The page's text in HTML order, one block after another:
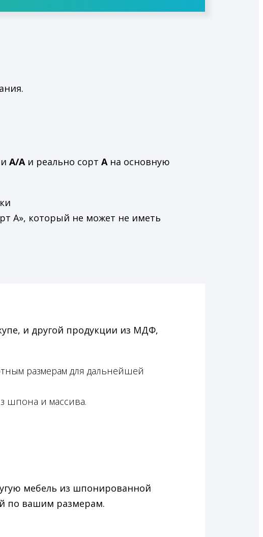
А/А и реально сорт А на основную
А», который не может не иметь
и другой продукции из МДФ,
размерам для дальнейшей
шпона и массива.
мебель из шпонированной
по вашим размерам.